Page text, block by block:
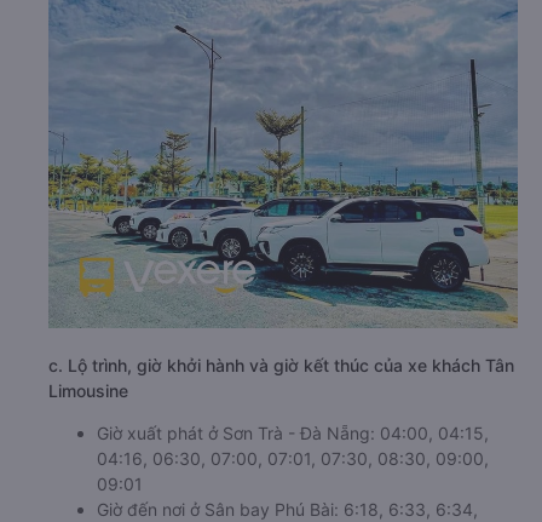
c. Lộ trình, giờ khởi hành và giờ kết thúc của xe khách Tân
Limousine
Giờ xuất phát ở Sơn Trà - Đà Nẵng: 04:00, 04:15,
04:16, 06:30, 07:00, 07:01, 07:30, 08:30, 09:00,
09:01
Giờ đến nơi ở Sân bay Phú Bài: 6:18, 6:33, 6:34,